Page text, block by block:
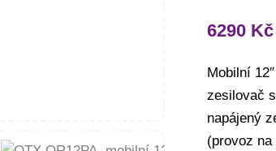
6290 Kč
Mobilní
zesilovač
napájený
(provoz